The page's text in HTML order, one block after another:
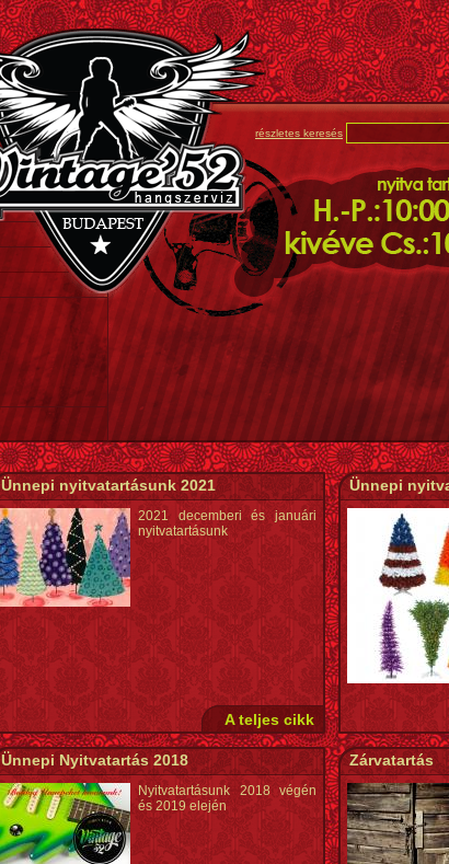
részletes keresés
Ünnepi nyitvatartásunk 2021
2021 decemberi és januári
nyitvatartásunk
A teljes cikk
Ünnepi
Ünnepi Nyitvatartás 2018
Nyitvatartásunk 2018 végén
és 2019 elején
Zárvatartás